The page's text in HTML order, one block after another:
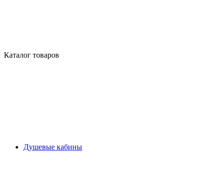
Каталог товаров
Душевые кабины